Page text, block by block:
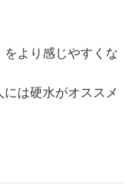
をより感じやすくな
には硬水がオススメ